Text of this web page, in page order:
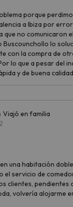
porque
a Ibiza por
que no comunicaron
Buscounchollo lo
con la compra de
lo que a pesar del
y de buena calidad
Viajó en familia
una habitación
el servicio de
clientes, pendientes
volvería alojarme